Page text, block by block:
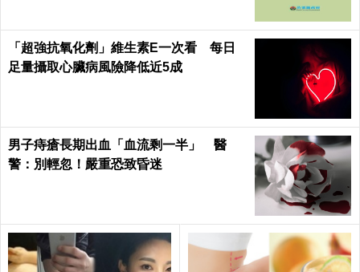
「超強抗氧化劑」維生素E一次看 每日
足量攝取心臟病風險降低近5成
男子痔瘡長期出血「血流剩一半」 醫
警：別輕忽！嚴重恐致昏迷